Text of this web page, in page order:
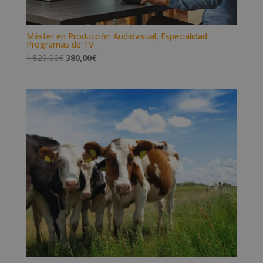
Máster en Producción Audiovisual, Especialidad
Programas de TV
1.520,00€ El
1.520,00€.
380,00€El
380,00€.